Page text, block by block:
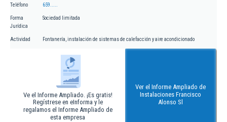
Teléfono 659.....
Forma
Jurídica
Sociedad limitada
Actividad Fontanería, instalación de sistemas de calefacción y aire acondicionado
Ve el Informe Ampliado. ¡Es gratis!
Regístrese en eInforma y le
regalamos el Informe Ampliado de
esta empresa
Ver el Informe Ampliado de
Instalaciones Francisco
Alonso Sl